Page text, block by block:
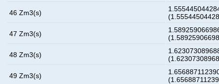
46 Zm3(s)
47 Zm3(s)
48 Zm3(s)
49 Zm3(s)